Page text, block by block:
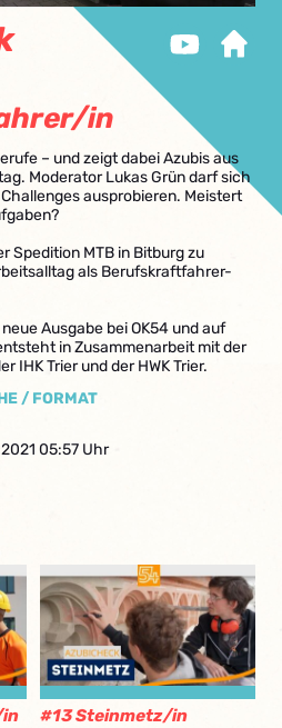
in
– und zeigt dabei Azubis aus
Moderator Lukas Grün darf sich
ausprobieren. Meistert
Spedition MTB in Bitburg zu
als Berufskraftfahrer-
Ausgabe bei OK54 und auf
in Zusammenarbeit mit der
IHK Trier und der HWK Trier.
/ FORMAT
05:57 Uhr
#13 Steinmetz/in